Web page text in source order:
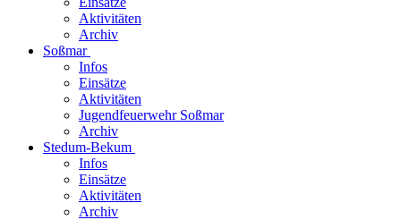
Aktivitäten
Archiv
Soßmar
Infos
Einsätze
Aktivitäten
Jugendfeuerwehr Soßmar
Archiv
Stedum-Bekum
Infos
Einsätze
Aktivitäten
Archiv